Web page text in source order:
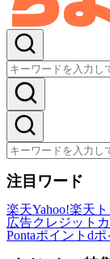
注目ワード
楽天Yahoo!楽天
広告クレジット
Pontaポイント dポ